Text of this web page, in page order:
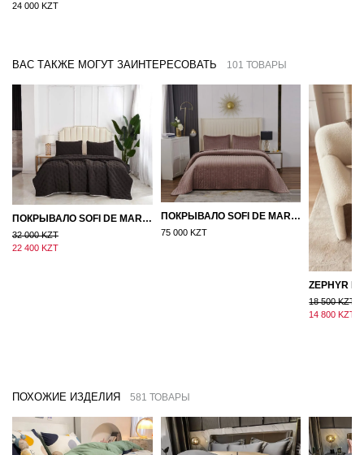
24 000 KZT
ВАС ТАКЖЕ МОГУТ ЗАИНТЕРЕСОВАТЬ 101 ТОВАРЫ
ПОКРЫВАЛО SOFI DE MARKO 160×220 БРОУДИ ЧЕРНО-БЕЖЕВОЕ
32 000 KZT
22 400 KZT
ПОКРЫВАЛО SOFI DE MARKO ВЕЛЮР 240×260 ФЕРДИНАНД (МОККО)
75 000 KZT
18 500 KZT
14 800 KZT
ПОХОЖИЕ ИЗДЕЛИЯ 581 ТОВАРЫ